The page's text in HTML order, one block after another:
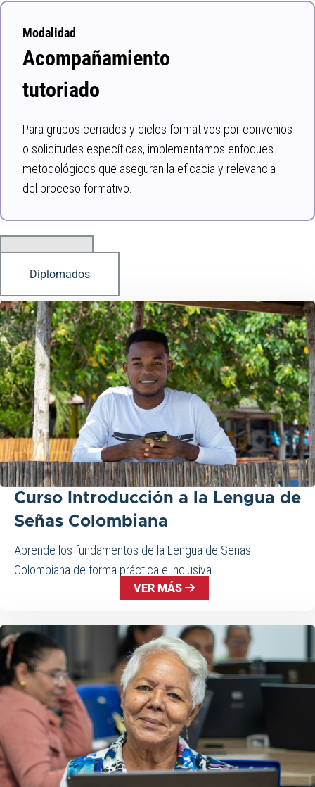
Modalidad
Acompañamiento
tutoriado
Para grupos cerrados y ciclos formativos por convenios
o solicitudes específicas, implementamos enfoques
metodológicos que aseguran la eficacia y relevancia
del proceso formativo.
Cursos
Diplomados
Curso Introducción a la Lengua de
Señas Colombiana
Aprende los fundamentos de la Lengua de Señas
Colombiana de forma práctica e inclusiva...
VER MÁS